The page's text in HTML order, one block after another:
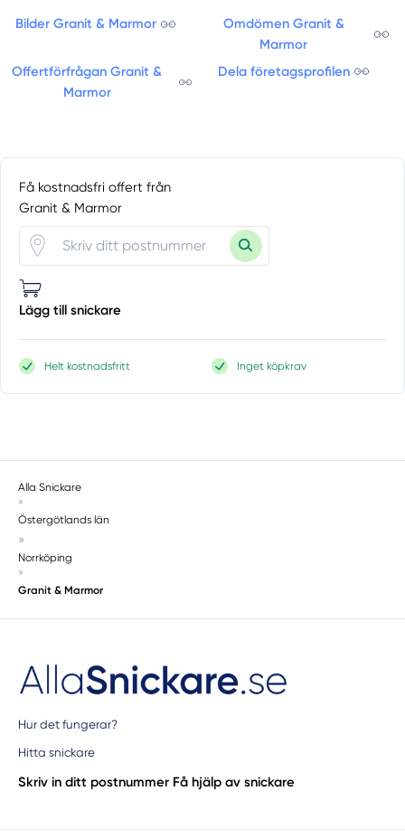
Bilder Granit & Marmor
Omdömen Granit &
Marmor
Offertförfrågan Granit &
Marmor
Dela företagsprofilen
Få kostnadsfri offert från
Granit & Marmor
Lägg till snickare
Helt kostnadsfritt Inget köpkrav
Alla Snickare
»
Östergötlands län
»
Norrköping
»
Granit & Marmor
Hur det fungerar?
Hitta snickare
Skriv in ditt postnummer Få hjälp av snickare